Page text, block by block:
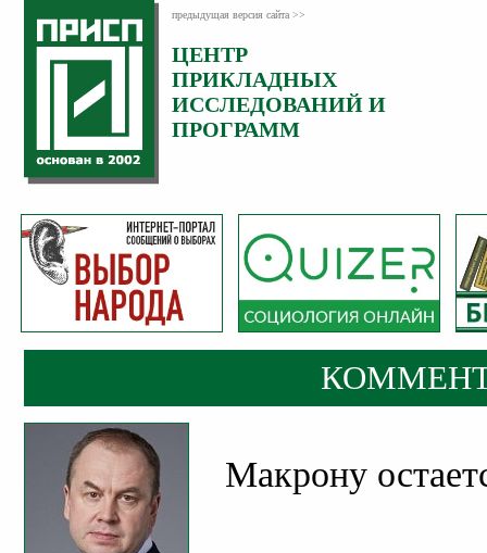
предыдущая версия сайта >>
ЦЕНТР
ПРИКЛАДНЫХ
ИССЛЕДОВАНИЙ И
ПРОГРАММ
Макрону
Категория:
Комментарии